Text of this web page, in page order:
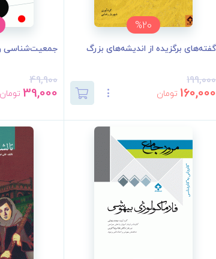
%20
گفته‌های برگزیده از اندیشه‌های بزرگ
199,000
160,000 تومان
جمعیت‌شناسی و
49,900
39,000 تومان